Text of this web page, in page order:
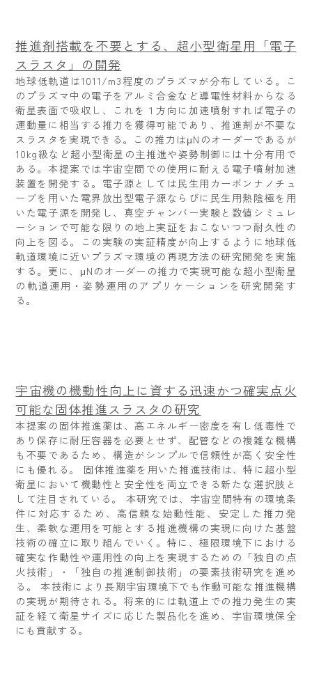
推進剤搭載を不要とする、超小型衛星用「電子
スラスタ」の開発
地球低軌道は1011/m3程度のプラズマが分布している。こ
のプラズマ中の電子をアルミ合金など導電性材料からなる
衛星表面で吸収し、これを１方向に加速噴射すれば電子の
運動量に相当する推力を獲得可能であり、推進剤が不要な
スラスタを実現できる。この推力はμNのオーダーであるが
10kg級など超小型衛星の主推進や姿勢制御には十分有用で
ある。本提案では宇宙空間での使用に耐える電子噴射加速
装置を開発する。電子源としては民生用カーボンナノチュ
ーブを用いた電界放出型電子源ならびに民生用熱陰極を用
いた電子源を開発し、真空チャンバー実験と数値シミュレ
ーションで可能な限りの地上実証をおこないつつ耐久性の
向上を図る。この実験の実証精度が向上するように地球低
軌道環境に近いプラズマ環境の再現方法の研究開発を実施
する。更に、μNのオーダーの推力で実現可能な超小型衛星
の軌道運用・姿勢運用のアプリケーションを研究開発す
る。
宇宙機の機動性向上に資する迅速かつ確実点火
可能な固体推進スラスタの研究
本提案の固体推進薬は、高エネルギー密度を有し低毒性で
あり保存に耐圧容器を必要とせず、配管などの複雑な機構
も不要であるため、構造がシンプルで信頼性が高く安全性
にも優れる。 固体推進薬を用いた推進技術は、特に超小型
衛星において機動性と安全性を両立できる新たな選択肢と
して注目されている。 本研究では、宇宙空間特有の環境条
件に対応するため、高信頼な始動性能、安定した推力発
生、柔軟な運用を可能とする推進機構の実現に向けた基盤
技術の確立に取り組んでいく。特に、極限環境下における
確実な作動性や運用性の向上を実現するための「独自の点
火技術」・「独自の推進制御技術」の要素技術研究を進め
る。 本技術により長期宇宙環境下でも作動可能な推進機構
の実現が期待される。将来的には軌道上での推力発生の実
証を経て衛星サイズに応じた製品化を進め、宇宙環境保全
にも貢献する。